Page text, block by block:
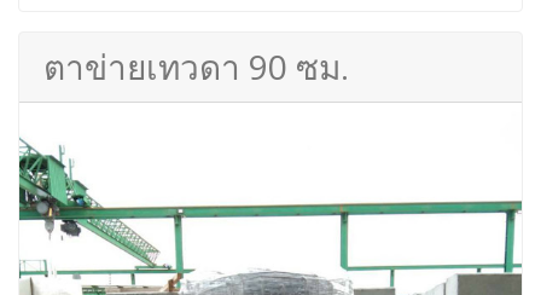
ตาข่ายเทวดา 90 ซม.